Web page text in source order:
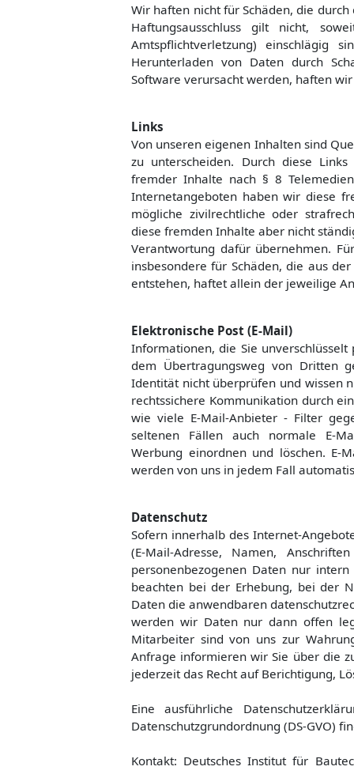
Wir haften nicht für Schäden, die
Haftungsausschluss gilt nicht,
Amtspflichtverletzung) einschlägig
Herunterladen von Daten durch
Software verursacht werden, haften
Links
Von unseren eigenen Inhalten sind
zu unterscheiden. Durch diese
fremder Inhalte nach § 8
Internetangeboten haben wir diese
mögliche zivilrechtliche oder
diese fremden Inhalte aber nicht
Verantwortung dafür übernehmen.
insbesondere für Schäden, die aus
entstehen, haftet allein der jeweilige
Elektronische Post (E-Mail)
Informationen, die Sie
dem Übertragungsweg von Dritten
Identität nicht überprüfen und wissen
rechtssichere Kommunikation durch
wie viele E-Mail-Anbieter - Filter
seltenen Fällen auch normale E-
Werbung einordnen und löschen. E-
werden von uns in jedem Fall
Datenschutz
Sofern innerhalb des Internet-
(E-Mail-Adresse, Namen,
personenbezogenen Daten nur
beachten bei der Erhebung, bei der
Daten die anwendbaren
werden wir Daten nur dann offen
Mitarbeiter sind von uns zur
Anfrage informieren wir Sie über die
jederzeit das Recht auf Berichtigung,
Eine ausführliche
Datenschutzgrundordnung (DS-GVO)
Kontakt: Deutsches Institut für